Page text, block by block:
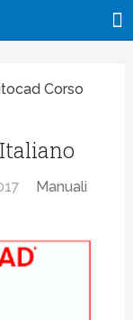
Corso
Manuali